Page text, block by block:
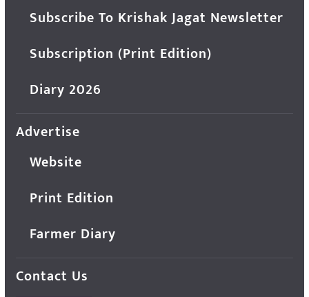
Subscribe To Krishak Jagat Newsletter
Subscription (Print Edition)
Diary 2026
Advertise
Website
Print Edition
Farmer Diary
Contact Us